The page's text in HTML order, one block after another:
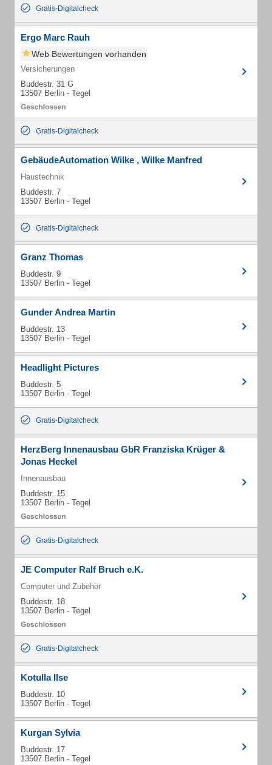
Gratis-Digitalcheck
Ergo Marc Rauh
Web Bewertungen vorhanden
Versicherungen
Buddestr. 31 G
13507 Berlin - Tegel
Gratis-Digitalcheck
GebäudeAutomation Wilke , Wilke Manfred
Haustechnik
Buddestr. 7
13507 Berlin - Tegel
Gratis-Digitalcheck
Granz Thomas
Buddestr. 9
13507 Berlin - Tegel
Gunder Andrea Martin
Buddestr. 13
13507 Berlin - Tegel
Headlight Pictures
Buddestr. 5
13507 Berlin - Tegel
Gratis-Digitalcheck
HerzBerg Innenausbau GbR Franziska Krüger &
Jonas Heckel
Innenausbau
Buddestr. 15
13507 Berlin - Tegel
Gratis-Digitalcheck
JE Computer Ralf Bruch e.K.
Computer und Zubehör
Buddestr. 18
13507 Berlin - Tegel
Gratis-Digitalcheck
Kotulla Ilse
Buddestr. 10
13507 Berlin - Tegel
Kurgan Sylvia
Buddestr. 17
13507 Berlin - Tegel